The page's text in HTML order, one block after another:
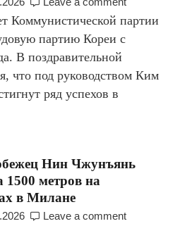
Коммунистической партии
партию Кореи с
В поздравительной
что под руководством Ким
ряд успехов в
Нин Чжунъянь
1500 метров на
в Милане
Leave a comment